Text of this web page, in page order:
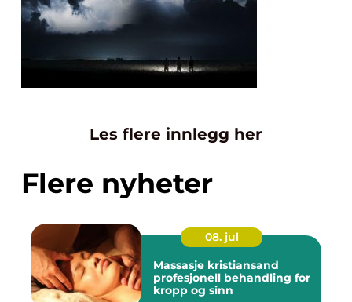
Les flere innlegg her
Flere nyheter
08. jul
Massasje kristiansand
profesjonell behandling for
kropp og sinn